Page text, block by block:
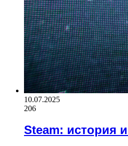
10.07.2025
206
Steam: история